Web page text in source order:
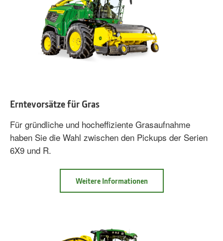
Erntevorsätze für Gras
Für gründliche und hocheffiziente Grasaufnahme
haben Sie die Wahl zwischen den Pickups der Serien
6X9 und R.
Weitere Informationen